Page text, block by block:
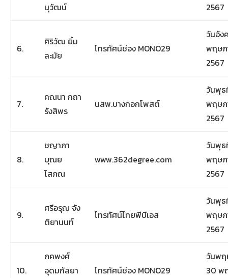
นุวัฒน์
2567
6.
ศิริวัฒ ยิ้ม
ละมัย
โทรทัศน์ช่อง MONO29
วันอัง
พฤษ
2567
7.
คณนา กถา
รังสิพร
นสพ.บางกอกโพสต์
วันพุธ
พฤษ
2567
8.
ชญาภา​
บุณย​
โสภณ​
www.362degree.com
วันพุธ
พฤษ
2567
9.
ศรีอรุณ จัง
ติยานนท์
โทรทัศน์ไทยพีบีเอส
วันพุธ
พฤษ
2567
10.
ภคพงศ์
อุดมกัลยา
โทรทัศน์ช่อง MONO29
วันพ
30 พ